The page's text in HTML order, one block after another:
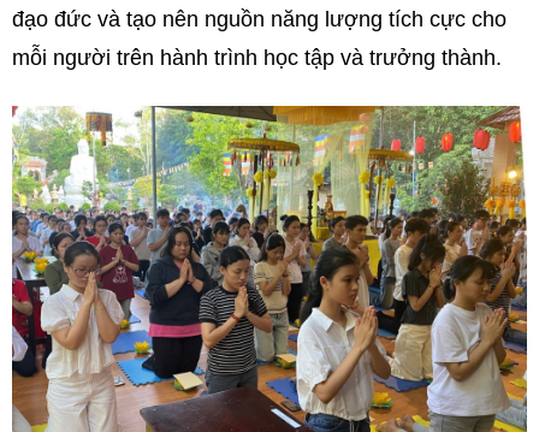
đạo đức và tạo nên nguồn năng lượng tích cực cho
mỗi người trên hành trình học tập và trưởng thành.